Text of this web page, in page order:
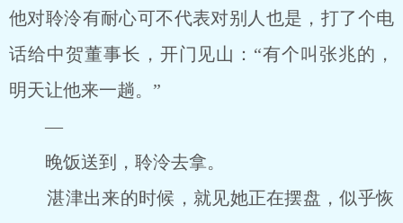
他对聆泠有耐心可不代表对别人也是，打了个电
话给中贺董事长，开门见山：“有个叫张兆的，
明天让他来一趟。”
―
晚饭送到，聆泠去拿。
湛津出来的时候，就见她正在摆盘，似乎恢